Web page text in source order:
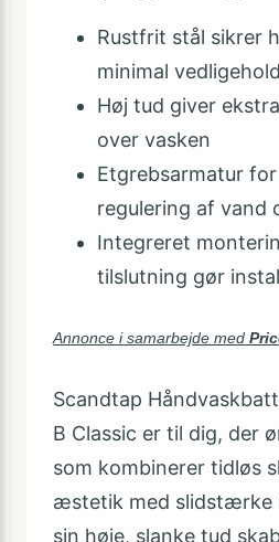
Rustfrit stål sikrer
minimal
Høj tud giver
over vasken
Etgrebsarmatur
regulering af vand
Integreret
tilslutning gør
Annonce i samarbejde med
Scandtap
B Classic er til dig, der
som kombinerer tidløs
æstetik med slidstærke
sin høje, slanke tud